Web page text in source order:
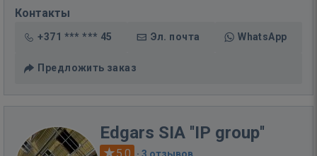
Контакты
+371 *** *** 45 Эл. почта WhatsApp
Предложить заказ
Edgars SIA ''IP group''
5.0 · 3 отзывов